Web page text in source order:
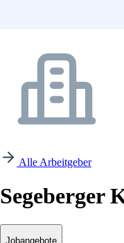
Alle Arbeitgeber
Segeberger
Jobangebote